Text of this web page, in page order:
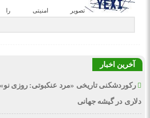
تصویر امنیتی
آخرین اخبار
دلاری در گیشه جهانی